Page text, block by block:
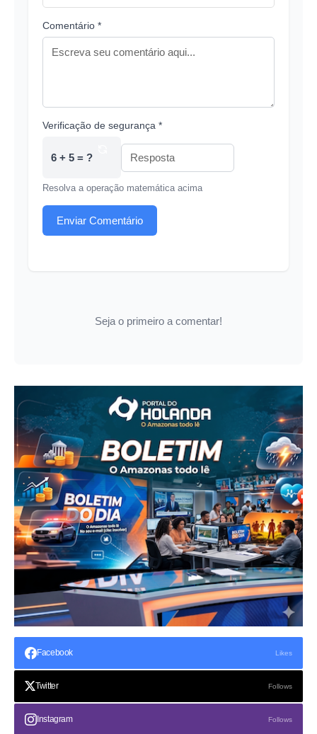
Comentário *
Verificação de segurança *
6 + 5 = ?
Resolva a operação matemática acima
Enviar Comentário
Seja o primeiro a comentar!
Facebook Likes
Twitter Follows
Instagram Follows